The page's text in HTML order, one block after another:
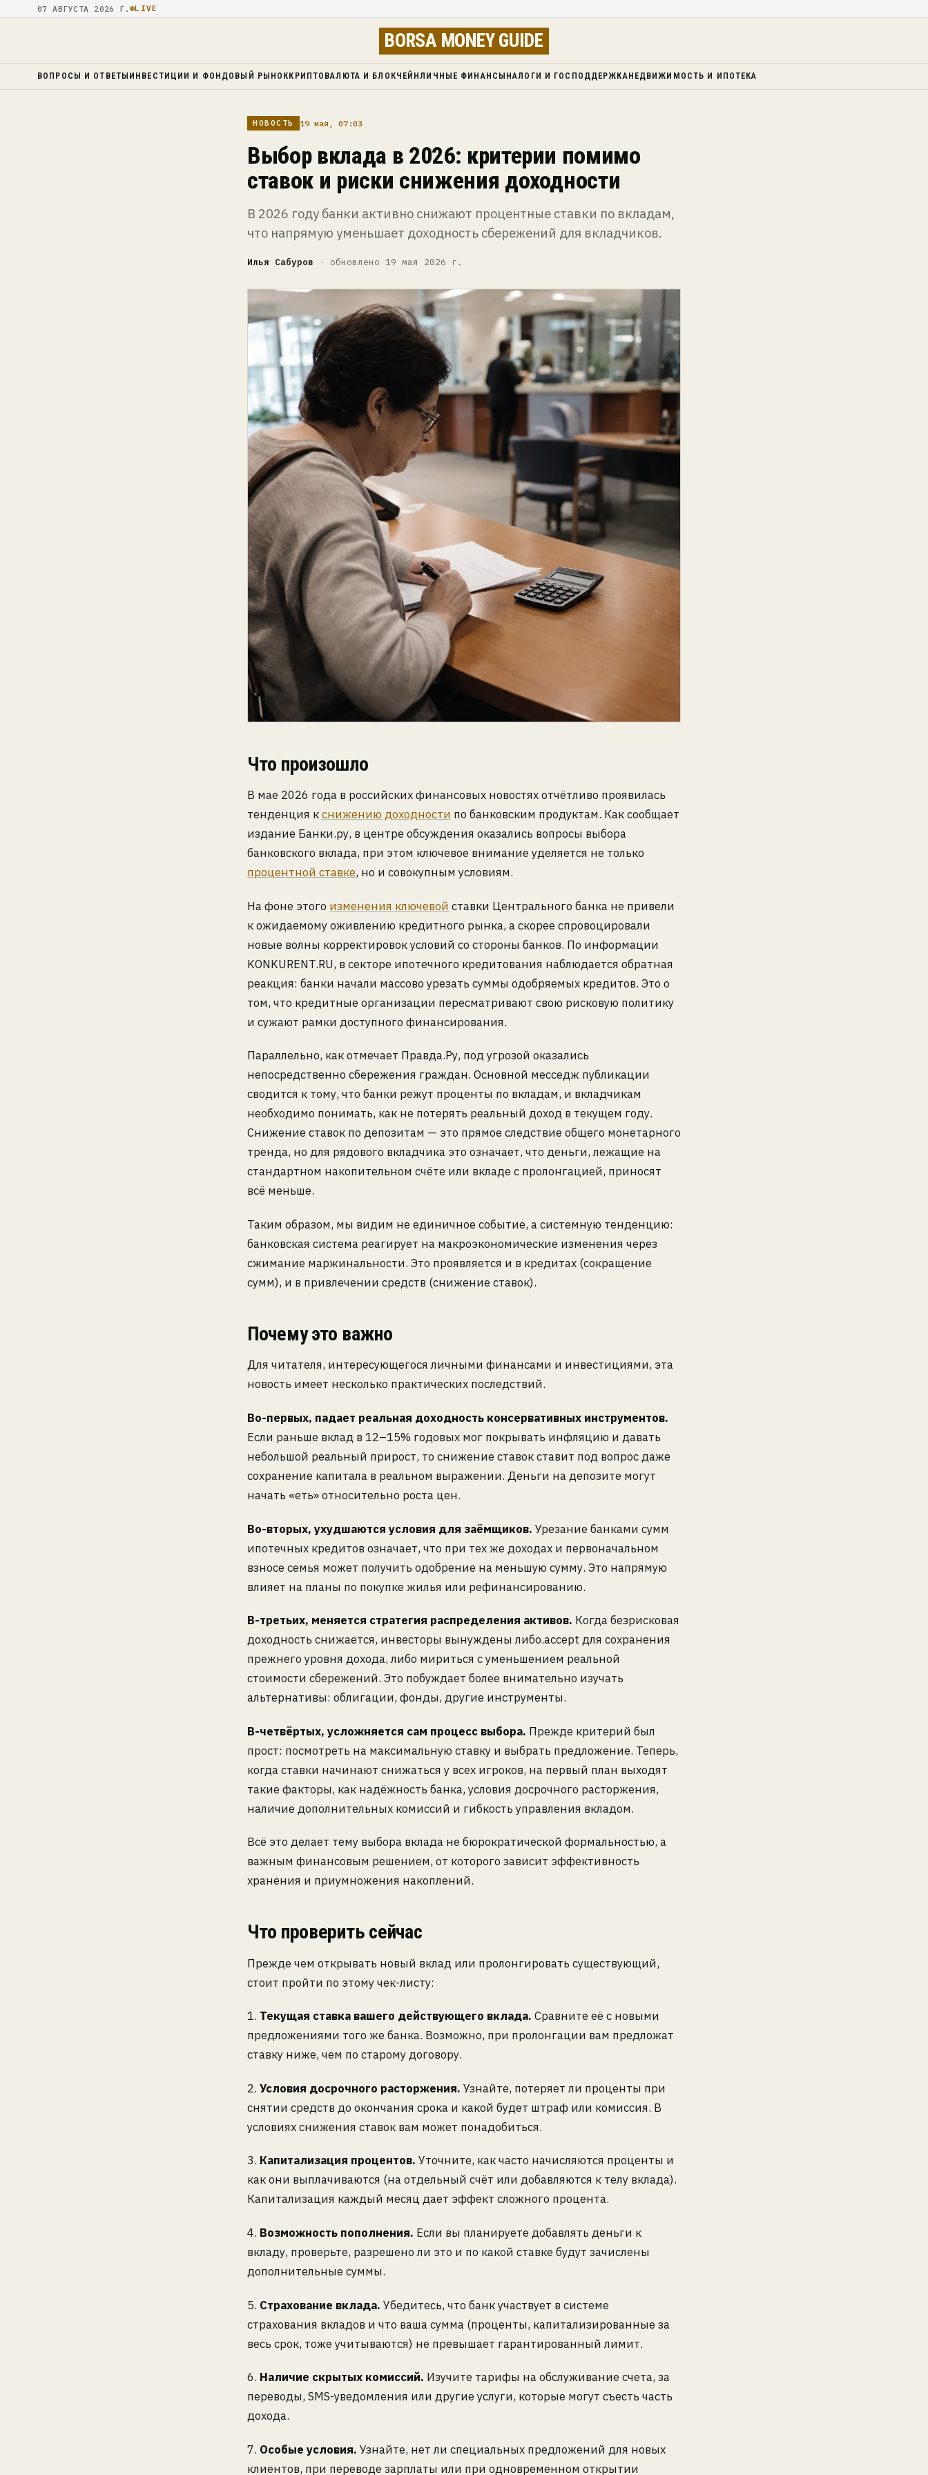
07 АВГУСТА 2026 Г. LIVE
BORSA MONEY GUIDE
ВОПРОСЫ И ОТВЕТЫ ИНВЕСТИЦИИ И ФОНДОВЫЙ РЫНОККРИПТОВАЛЮТА И БЛОКЧЕЙНЛИЧНЫЕ ФИНАНСЫ НАЛОГИ И ГОСПОДДЕРЖКАНЕДВИЖИМОСТЬ И ИПОТЕКА
НОВОСТЬ 19 мая, 07:03
Выбор вклада в 2026: критерии помимо
ставок и риски снижения доходности
В 2026 году банки активно снижают процентные ставки по вкладам,
что напрямую уменьшает доходность сбережений для вкладчиков.
Илья Сабуров · обновлено 19 мая 2026 г.
Что произошло
В мае 2026 года в российских финансовых новостях отчётливо проявилась
тенденция кснижению доходности по банковским продуктам. Как сообщает
издание Банки.ру, в центре обсуждения оказались вопросы выбора
банковского вклада, при этом ключевое внимание уделяется не только
процентной ставке, но и совокупным условиям.
На фоне этого изменения ключевой ставки Центрального банка не привели
к ожидаемому оживлению кредитного рынка, а скорее спровоцировали
новые волны корректировок условий со стороны банков. По информации
KONKURENT.RU, в секторе ипотечного кредитования наблюдается обратная
реакция: банки начали массово урезать суммы одобряемых кредитов. Это о
том, что кредитные организации пересматривают свою рисковую политику
и сужают рамки доступного финансирования.
Параллельно, как отмечает Правда.Ру, под угрозой оказались
непосредственно сбережения граждан. Основной месседж публикации
сводится к тому, что банки режут проценты по вкладам, и вкладчикам
необходимо понимать, как не потерять реальный доход в текущем году.
Снижение ставок по депозитам — это прямое следствие общего монетарного
тренда, но для рядового вкладчика это означает, что деньги, лежащие на
стандартном накопительном счёте или вкладе с пролонгацией, приносят
всё меньше.
Таким образом, мы видим не единичное событие, а системную тенденцию:
банковская система реагирует на макроэкономические изменения через
сжимание маржинальности. Это проявляется и в кредитах (сокращение
сумм), и в привлечении средств (снижение ставок).
Почему это важно
Для читателя, интересующегося личными финансами и инвестициями, эта
новость имеет несколько практических последствий.
Во-первых, падает реальная доходность консервативных инструментов.
Если раньше вклад в 12–15% годовых мог покрывать инфляцию и давать
небольшой реальный прирост, то снижение ставок ставит под вопрос даже
сохранение капитала в реальном выражении. Деньги на депозите могут
начать «еть» относительно роста цен.
Во-вторых, ухудшаются условия для заёмщиков. Урезание банками сумм
ипотечных кредитов означает, что при тех же доходах и первоначальном
взносе семья может получить одобрение на меньшую сумму. Это напрямую
влияет на планы по покупке жилья или рефинансированию.
В-третьих, меняется стратегия распределения активов. Когда безрисковая
доходность снижается, инвесторы вынуждены либо.accept для сохранения
прежнего уровня дохода, либо мириться с уменьшением реальной
стоимости сбережений. Это побуждает более внимательно изучать
альтернативы: облигации, фонды, другие инструменты.
В-четвёртых, усложняется сам процесс выбора. Прежде критерий был
прост: посмотреть на максимальную ставку и выбрать предложение. Теперь,
когда ставки начинают снижаться у всех игроков, на первый план выходят
такие факторы, как надёжность банка, условия досрочного расторжения,
наличие дополнительных комиссий и гибкость управления вкладом.
Всё это делает тему выбора вклада не бюрократической формальностью, а
важным финансовым решением, от которого зависит эффективность
хранения и приумножения накоплений.
Что проверить сейчас
Прежде чем открывать новый вклад или пролонгировать существующий,
стоит пройти по этому чек-листу:
1. Текущая ставка вашего действующего вклада. Сравните её с новыми
предложениями того же банка. Возможно, при пролонгации вам предложат
ставку ниже, чем по старому договору.
2. Условия досрочного расторжения. Узнайте, потеряет ли проценты при
снятии средств до окончания срока и какой будет штраф или комиссия. В
условиях снижения ставок вам может понадобиться.
3. Капитализация процентов. Уточните, как часто начисляются проценты и
как они выплачиваются (на отдельный счёт или добавляются к телу вклада).
Капитализация каждый месяц дает эффект сложного процента.
4. Возможность пополнения. Если вы планируете добавлять деньги к
вкладу, проверьте, разрешено ли это и по какой ставке будут зачислены
дополнительные суммы.
5. Страхование вклада. Убедитесь, что банк участвует в системе
страхования вкладов и что ваша сумма (проценты, капитализированные за
весь срок, тоже учитываются) не превышает гарантированный лимит.
6. Наличие скрытых комиссий. Изучите тарифы на обслуживание счета, за
переводы, SMS-уведомления или другие услуги, которые могут съесть часть
дохода.
7. Особые условия. Узнайте, нет ли специальных предложений для новых
клиентов, при переводе зарплаты или при одновременном открытии